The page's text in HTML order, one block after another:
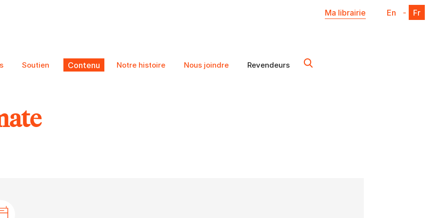
Ma librairie En - Fr
Soutien Contenu Notre histoire Nous joindre Revendeurs